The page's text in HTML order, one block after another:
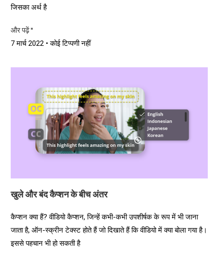
जिसका अर्थ है
और पढ़ें "
7 मार्च 2022 कोई टिप्पणी नहीं
खुले और बंद कैप्शन के बीच अंतर
कैप्शन क्या हैं? वीडियो कैप्शन, जिन्हें कभी-कभी उपशीर्षक के रूप में भी जाना
जाता है, ऑन-स्क्रीन टेक्स्ट होते हैं जो दिखाते हैं कि वीडियो में क्या बोला गया है।
इससे पहचान भी हो सकती है